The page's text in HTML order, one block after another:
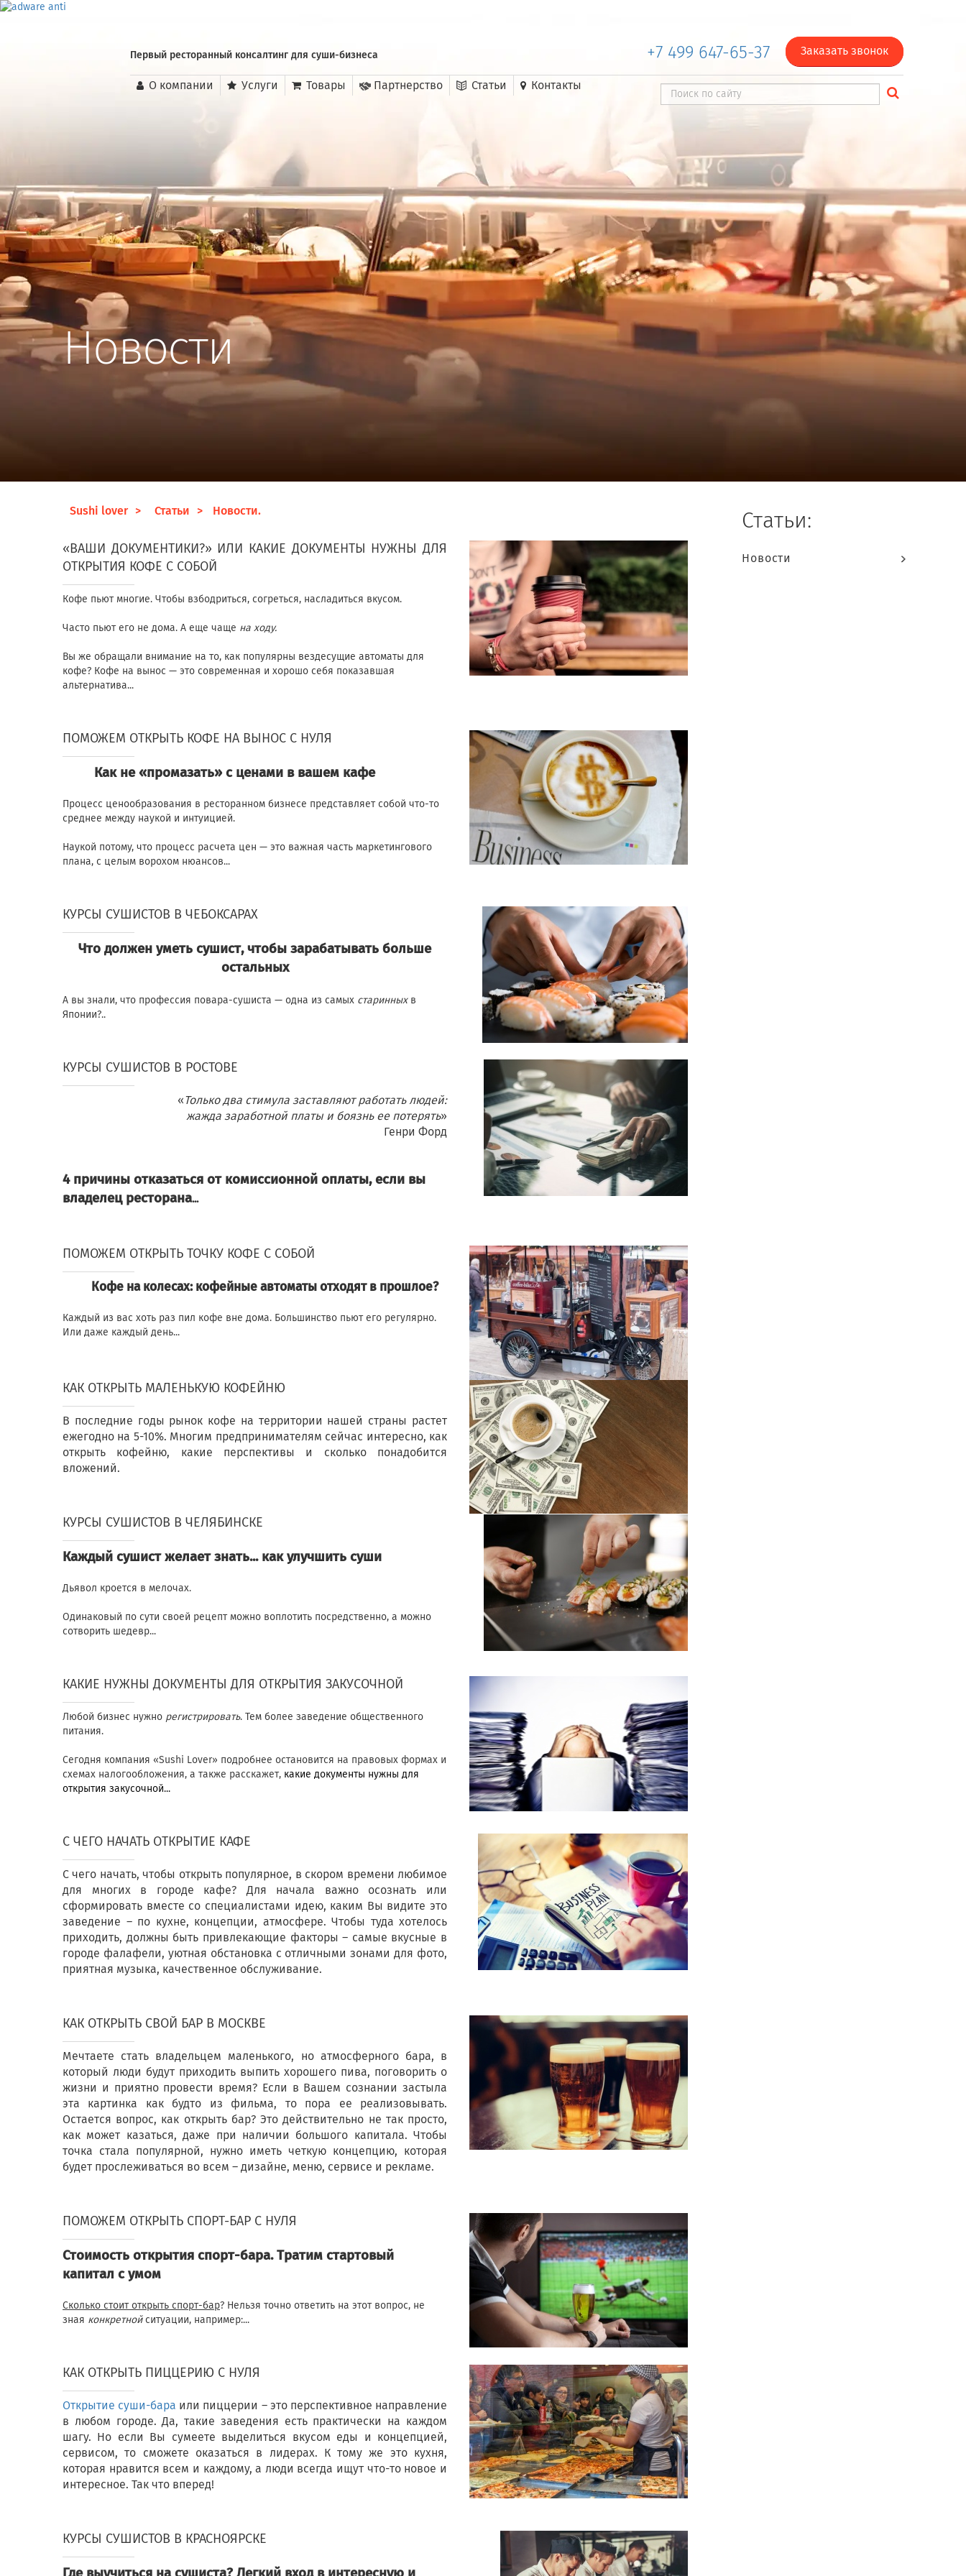
Первый ресторанный консалтинг для суши-бизнеса +7 499 647-65-37
Заказать звонок
О компании
Услуги Товары Партнерство Статьи Контакты
Новости
Статьи:
Новости
Sushi lover Статьи Новости.
«ВАШИ ДОКУМЕНТИКИ?» ИЛИ КАКИЕ ДОКУМЕНТЫ НУЖНЫ ДЛЯ
ОТКРЫТИЯ КОФЕ С СОБОЙ
Кофе пьют многие. Чтобы взбодриться, согреться, насладиться вкусом.
Часто пьют его не дома. А еще чаще находу.
Вы же обращали внимание на то, как популярны вездесущие автоматы для
кофе? Кофе на вынос — это современная и хорошо себя показавшая
альтернатива...
ПОМОЖЕМ ОТКРЫТЬ КОФЕ НА ВЫНОС С НУЛЯ
Как не «промазать» с ценами в вашем кафе
Процесс ценообразования в ресторанном бизнесе представляет собой что-то
среднее между наукой и интуицией.
Наукой потому, что процесс расчета цен — это важная часть маркетингового
плана, с целым ворохом нюансов...
КУРСЫ СУШИСТОВ В ЧЕБОКСАРАХ
Что должен уметь сушист, чтобы зарабатывать больше
остальных
А вы знали, что профессия повара-сушиста — одна из самых старинныхв
Японии?..
КУРСЫ СУШИСТОВ В РОСТОВЕ
«Только два стимула заставляют работать людей:
жажда заработной платы и боязнь ее потерять»
Генри Форд
4 причины отказаться от комиссионной оплаты, если вы
владелец ресторана...
ПОМОЖЕМ ОТКРЫТЬ ТОЧКУ КОФЕ С СОБОЙ
Кофе на колесах: кофейные автоматы отходят в прошлое?
Каждый из вас хоть раз пил кофе вне дома. Большинство пьют его регулярно.
Или даже каждый день...
КАК ОТКРЫТЬ МАЛЕНЬКУЮ КОФЕЙНЮ
В последние годы рынок кофе на территории нашей страны растет
ежегодно на 5-10%. Многим предпринимателям сейчас интересно, как
открыть кофейню, какие перспективы и сколько понадобится
вложений.
КУРСЫ СУШИСТОВ В ЧЕЛЯБИНСКЕ
Каждый сушист желает знать... как улучшить суши
Дьявол кроется в мелочах.
Одинаковый по сути своей рецепт можно воплотить посредственно, а можно
сотворить шедевр...
КАКИЕ НУЖНЫ ДОКУМЕНТЫ ДЛЯ ОТКРЫТИЯ ЗАКУСОЧНОЙ
Любой бизнес нужно регистрировать. Тем более заведение общественного
питания.
Сегодня компания «Sushi Lover» подробнее остановится на правовых формах и
схемах налогообложения, а также расскажет, какие документы нужны для
открытия закусочной...
С ЧЕГО НАЧАТЬ ОТКРЫТИЕ КАФЕ
С чего начать, чтобы открыть популярное, в скором времени любимое
для многих в городе кафе? Для начала важно осознать или
сформировать вместе со специалистами идею, каким Вы видите это
заведение – по кухне, концепции, атмосфере. Чтобы туда хотелось
приходить, должны быть привлекающие факторы – самые вкусные в
городе фалафели, уютная обстановка с отличными зонами для фото,
приятная музыка, качественное обслуживание.
КАК ОТКРЫТЬ СВОЙ БАР В МОСКВЕ
Мечтаете стать владельцем маленького, но атмосферного бара, в
который люди будут приходить выпить хорошего пива, поговорить о
жизни и приятно провести время? Если в Вашем сознании застыла
эта картинка как будто из фильма, то пора ее реализовывать.
Остается вопрос, как открыть бар? Это действительно не так просто,
как может казаться, даже при наличии большого капитала. Чтобы
точка стала популярной, нужно иметь четкую концепцию, которая
будет прослеживаться во всем – дизайне, меню, сервисе и рекламе.
ПОМОЖЕМ ОТКРЫТЬ СПОРТ-БАР С НУЛЯ
Стоимость открытия спорт-бара. Тратим стартовый
капитал с умом
Сколько стоит открыть спорт-бар? Нельзя точно ответить на этот вопрос, не
зная конкретнойситуации, например:...
КАК ОТКРЫТЬ ПИЦЦЕРИЮ С НУЛЯ
Открытие суши-бара или пиццерии – это перспективное направление
в любом городе. Да, такие заведения есть практически на каждом
шагу. Но если Вы сумеете выделиться вкусом еды и концепцией,
сервисом, то сможете оказаться в лидерах. К тому же это кухня,
которая нравится всем и каждому, а люди всегда ищут что-то новое и
интересное. Так что вперед!
КУРСЫ СУШИСТОВ В КРАСНОЯРСКЕ